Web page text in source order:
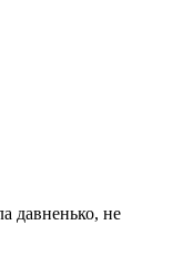
давненько, не